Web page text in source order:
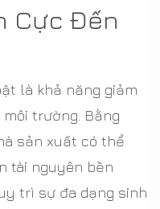
Cực Đến
là khả năng giảm
trường. Bằng
sản xuất có thể
tài nguyên bền
trì sự đa dạng sinh